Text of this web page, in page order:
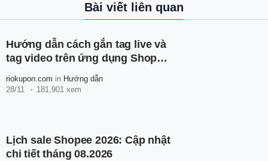
Bài viết liên quan
Hướng dẫn cách gắn tag live và
tag video trên ứng dụng Shopee
đơn giản, nhanh chóng
riokupon.com in Hướng dẫn
28/11
181,901 xem
Lịch sale Shopee 2026: Cập nhật
chi tiết tháng 08.2026